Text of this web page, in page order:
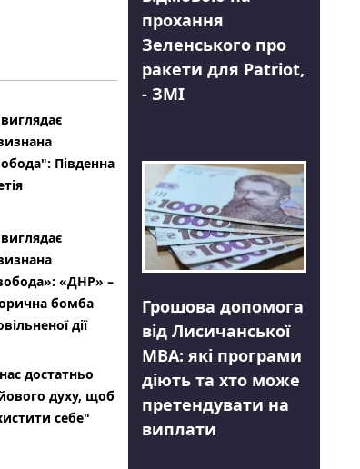
Південна
«ДНР» –
бомба
дії
достатньо
духу, щоб
себе"
прохання
Зеленського про
ракети для Patriot,
- ЗМІ
Грошова допомога
від Лисичанської
МВА: які програми
діють та хто може
претендувати на
виплати